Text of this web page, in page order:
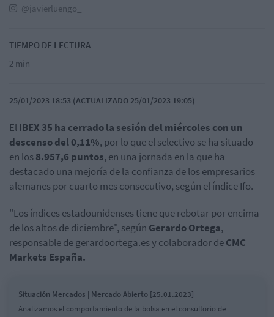
@javierluengo_
TIEMPO DE LECTURA
2 min
25/01/2023 18:53 (ACTUALIZADO 25/01/2023 19:05)
ElIBEX 35 ha cerrado la sesión del miércoles con un
descenso del 0,11%, por lo que el selectivo se ha situado
en los8.957,6 puntos, en una jornada en la que ha
destacado una mejoría de la confianza de los empresarios
alemanes por cuarto mes consecutivo, según el índice Ifo.
"Los índices estadounidenses tiene que rebotar por encima
de los altos de diciembre", según Gerardo Ortega,
responsable de gerardoortega.es y colaborador deCMC
Markets España.
Situación Mercados | Mercado Abierto [25.01.2023]
Analizamos el comportamiento de la bolsa en el consultorio de